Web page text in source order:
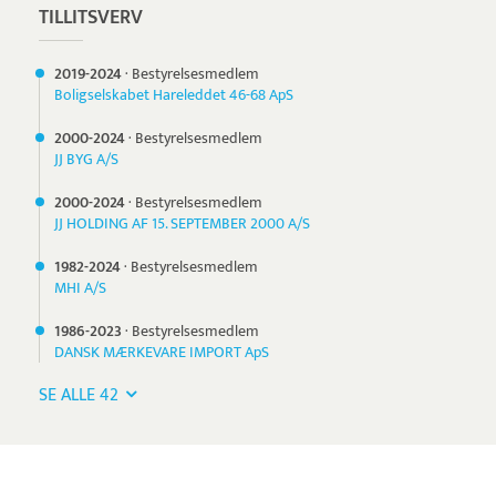
TILLITSVERV
2019-2024· Bestyrelsesmedlem
Boligselskabet Hareleddet 46-68 ApS
2000-2024· Bestyrelsesmedlem
JJ BYG A/S
2000-2024· Bestyrelsesmedlem
JJ HOLDING AF 15. SEPTEMBER 2000 A/S
1982-2024· Bestyrelsesmedlem
MHI A/S
1986-2023· Bestyrelsesmedlem
DANSK MÆRKEVARE IMPORT ApS
SE ALLE 42